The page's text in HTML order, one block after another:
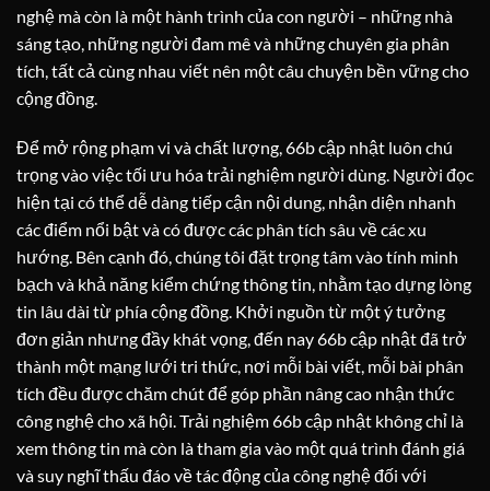
nghệ mà còn là một hành trình của con người – những nhà
sáng tạo, những người đam mê và những chuyên gia phân
tích, tất cả cùng nhau viết nên một câu chuyện bền vững cho
cộng đồng.
Để mở rộng phạm vi và chất lượng, 66b cập nhật luôn chú
trọng vào việc tối ưu hóa trải nghiệm người dùng. Người đọc
hiện tại có thể dễ dàng tiếp cận nội dung, nhận diện nhanh
các điểm nổi bật và có được các phân tích sâu về các xu
hướng. Bên cạnh đó, chúng tôi đặt trọng tâm vào tính minh
bạch và khả năng kiểm chứng thông tin, nhằm tạo dựng lòng
tin lâu dài từ phía cộng đồng. Khởi nguồn từ một ý tưởng
đơn giản nhưng đầy khát vọng, đến nay 66b cập nhật đã trở
thành một mạng lưới tri thức, nơi mỗi bài viết, mỗi bài phân
tích đều được chăm chút để góp phần nâng cao nhận thức
công nghệ cho xã hội. Trải nghiệm 66b cập nhật không chỉ là
xem thông tin mà còn là tham gia vào một quá trình đánh giá
và suy nghĩ thấu đáo về tác động của công nghệ đối với